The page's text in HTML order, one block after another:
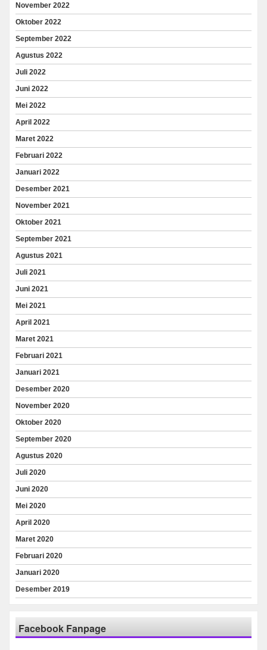
November 2022
Oktober 2022
September 2022
Agustus 2022
Juli 2022
Juni 2022
Mei 2022
April 2022
Maret 2022
Februari 2022
Januari 2022
Desember 2021
November 2021
Oktober 2021
September 2021
Agustus 2021
Juli 2021
Juni 2021
Mei 2021
April 2021
Maret 2021
Februari 2021
Januari 2021
Desember 2020
November 2020
Oktober 2020
September 2020
Agustus 2020
Juli 2020
Juni 2020
Mei 2020
April 2020
Maret 2020
Februari 2020
Januari 2020
Desember 2019
Facebook Fanpage